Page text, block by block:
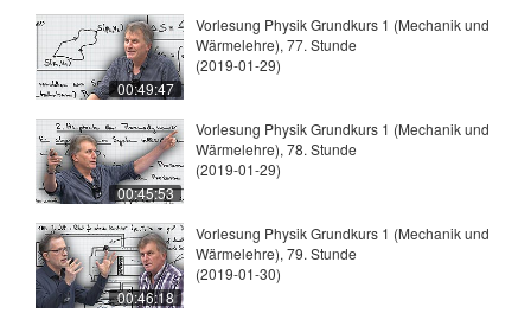
00:49:47
Vorlesung Physik Grundkurs 1 (Mechanik und
Wärmelehre), 77. Stunde
(2019-01-29)
00:45:53
Vorlesung Physik Grundkurs 1 (Mechanik und
Wärmelehre), 78. Stunde
(2019-01-29)
00:46:18
Vorlesung Physik Grundkurs 1 (Mechanik und
Wärmelehre), 79. Stunde
(2019-01-30)